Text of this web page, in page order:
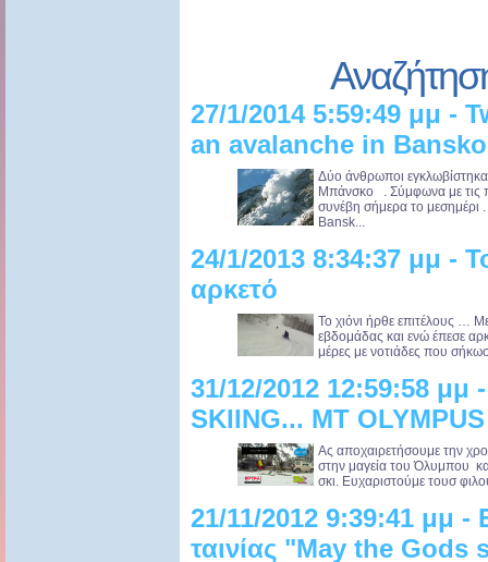
27/1/2014 5:59:49 μμ -
an avalanche in
Δύο άνθρωποι
Μπάνσκο . Σύμφωνα με τις
συνέβη σήμερα το μεσημέρι
Bansk...
24/1/2013 8:34:37 μμ -
αρκετό
Το χιόνι ήρθε επιτέλους …
εβδομάδας και ενώ έπεσε
μέρες με νοτιάδες που
31/12/2012 12:59:58 μμ
SKIING... MT OLYMPUS
Ας αποχαιρετήσουμε την
στην μαγεία του Όλυμπου
σκι. Ευχαριστούμε τουσ
21/11/2012 9:39:41 μμ -
ταινίας "May the